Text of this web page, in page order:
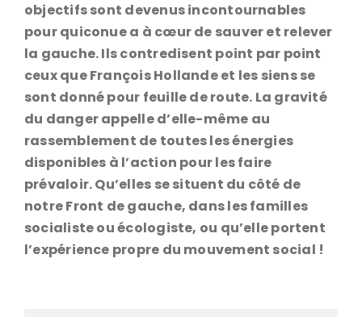
objectifs sont devenus incontournables
pour quiconue a à cœur de sauver et relever
la gauche. Ils contredisent point par point
ceux que François Hollande et les siens se
sont donné pour feuille de route. La gravité
du danger appelle d’elle-même au
rassemblement de toutes les énergies
disponibles à l’action pour les faire
prévaloir. Qu’elles se situent du côté de
notre Front de gauche, dans les familles
socialiste ou écologiste, ou qu’elle portent
l’expérience propre du mouvement social !